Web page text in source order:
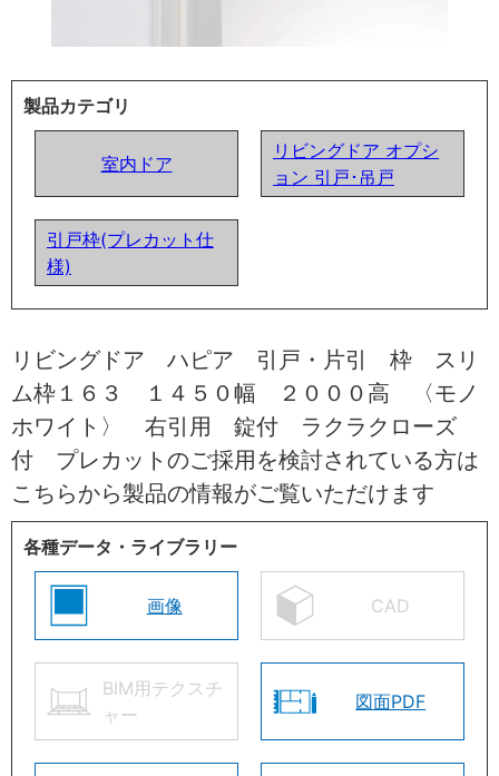
製品カテゴリ
室内ドア
リビングドア オプシ
ョン 引戸･吊戸
引戸枠(プレカット仕
様)
リビングドア ハピア 引戸・片引 枠 スリ
ム枠１６３ １４５０幅 ２０００高 〈モノ
ホワイト〉 右引用 錠付 ラクラクローズ
付 プレカットのご採用を検討されている方は
こちらから製品の情報がご覧いただけます
各種データ・ライブラリー
画像 CAD
BIM用テクスチ
ャー
図面PDF